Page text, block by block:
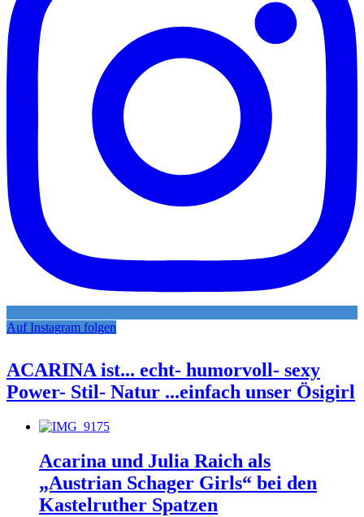
Auf Instagram folgen
ACARINA ist... echt- humorvoll- sexy
Power- Stil- Natur ...einfach unser Ösigirl
Acarina und Julia Raich als
„Austrian Schager Girls“ bei den
Kastelruther Spatzen